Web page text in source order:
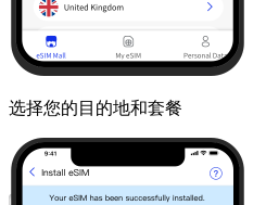
选择您的目的地和套餐